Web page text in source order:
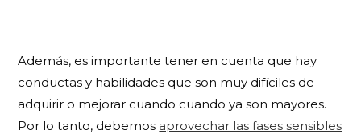
Además, es importante tener en cuenta que hay
conductas y habilidades que son muy difíciles de
adquirir o mejorar cuando cuando ya son mayores.
Por lo tanto, debemos aprovechar las fases sensibles